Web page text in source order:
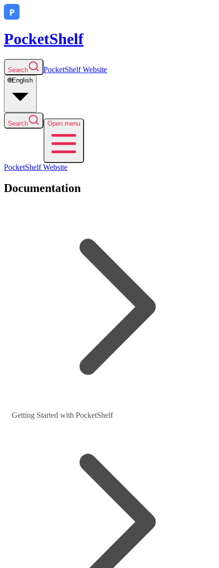
PocketShelf
Search PocketShelfWebsite
🌐English
Search Open menu
PocketShelfWebsite
Documentation
Getting Started with PocketShelf